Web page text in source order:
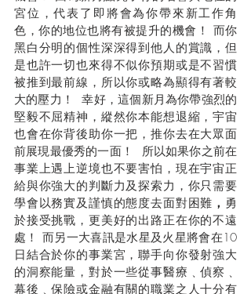
宮位，代表了即將會為你帶來新工作角
色，你的地位也將有被提升的機會！ 而你
黑白分明的個性深深得到他人的賞識，但
是也許一切也來得不似你預期或是不習慣
被推到最前線，所以你或略為顯得有著較
大的壓力！  幸好，這個新月為你帶強烈的
堅毅不屈精神，縱然你本能想退縮，宇宙
也會在你背後助你一把，推你去在大眾面
前展現最優秀的一面！  所以如果你之前在
事業上遇上逆境也不要害怕，現在宇宙正
給與你強大的判斷力及探索力，你只需要
學會以務實及謹慎的態度去面對困難 ， 勇
於接受挑戰，更美好的出路正在你的不遠
處！ 而另一大喜訊是水星及火星將會在10
日結合於你的事業宮，聯手向你發射強大
的洞察能量，對於一些從事醫療﹑偵察﹑
幕後﹑保險或金融有關的職業之人十分有